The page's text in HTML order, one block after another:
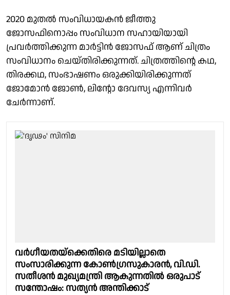
2020 മുതൽ സംവിധായകൻ ജീത്തു
ജോസഫിനൊപ്പം സംവിധാന സഹായിയായി
പ്രവർത്തിക്കുന്ന മാർട്ടിൻ ജോസഫ് ആണ് ചിത്രം
സംവിധാനം ചെയ്തിരിക്കുന്നത്. ചിത്രത്തിന്റെ കഥ,
തിരക്കഥ, സംഭാഷണം ഒരുക്കിയിരിക്കുന്നത്
ജോമോൻ ജോൺ, ലിന്റോ ദേവസ്യ എന്നിവർ
ചേർന്നാണ്.
വർഗീയതയ്‌ക്കെതിരെ മടിയില്ലാതെ
സംസാരിക്കുന്ന കോൺഗ്രസുകാരൻ, വി.ഡി.
സതീശൻ മുഖ്യമന്ത്രി ആകുന്നതിൽ ഒരുപാട്
സന്തോഷം: സത്യൻ അന്തിക്കാട്